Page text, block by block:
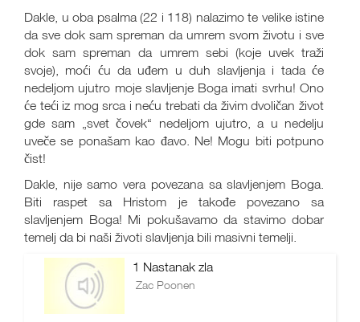
Dakle, u oba psalma (22 i 118) nalazimo te velike istine
da sve dok sam spreman da umrem svom životu i sve
dok sam spreman da umrem sebi (koje uvek traži
svoje), moći ću da uđem u duh slavljenja i tada će
nedeljom ujutro moje slavljenje Boga imati svrhu! Ono
će teći iz mog srca i neću trebati da živim dvoličan život
gde sam „svet čovek“ nedeljom ujutro, a u nedelju
uveče se ponašam kao đavo. Ne! Mogu biti potpuno
čist!
Dakle, nije samo vera povezana sa slavljenjem Boga.
Biti raspet sa Hristom je takođe povezano sa
slavljenjem Boga! Mi pokušavamo da stavimo dobar
temelj da bi naši životi slavljenja bili masivni temelji.
1 Nastanak zla
Zac Poonen